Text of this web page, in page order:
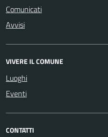
Comunicati
Avvisi
VIVERE IL COMUNE
Luoghi
Eventi
CONTATTI